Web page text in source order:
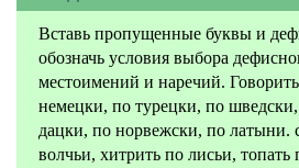
Вставь пропущенные буквы и
обозначь условия выбора
местоимений и наречий.
немецки, по турецки, по
дацки, по норвежски, по латыни.
волчьи, хитрить по лисьи, топать